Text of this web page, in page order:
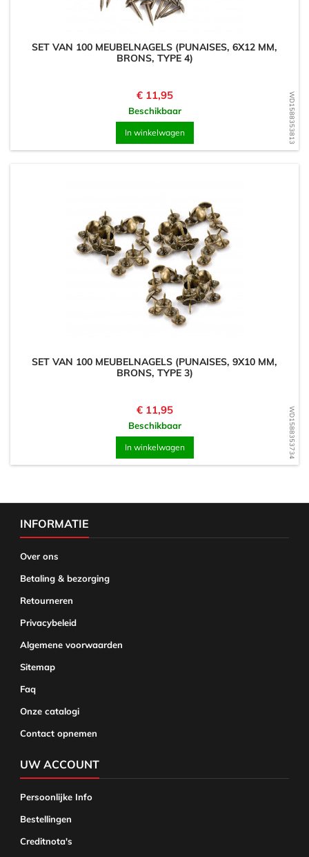
WD1588353813
SET VAN 100 MEUBELNAGELS (PUNAISES, 6X12 MM,
BRONS, TYPE 4)
Prijs
€ 11,95
Beschikbaar
In winkelwagen
WD1588353734
SET VAN 100 MEUBELNAGELS (PUNAISES, 9X10 MM,
BRONS, TYPE 3)
Prijs
€ 11,95
Beschikbaar
In winkelwagen
INFORMATIE
Over ons
Betaling & bezorging
Retourneren
Privacybeleid
Algemene voorwaarden
Sitemap
Faq
Onze catalogi
Contact opnemen
UW ACCOUNT
Persoonlijke Info
Bestellingen
Creditnota's